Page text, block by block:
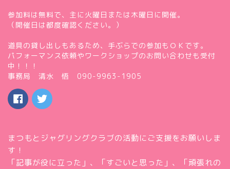
参加料は無料で、主に火曜日または木曜日に開催。
（開催日は都度確認ください。）
道具の貸し出しもあるため、手ぶらでの参加もＯＫです。
パフォーマンス依頼やワークショップのお問い合わせも受付
中！！！
事務局 清水 悟 090-9963-1905
まつもとジャグリングクラブの活動にご支援をお願いしま
す！
「記事が役に立った」、「すごいと思った」、「頑張れの